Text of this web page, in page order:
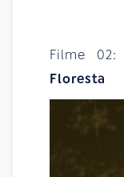
Filme 02:
Floresta